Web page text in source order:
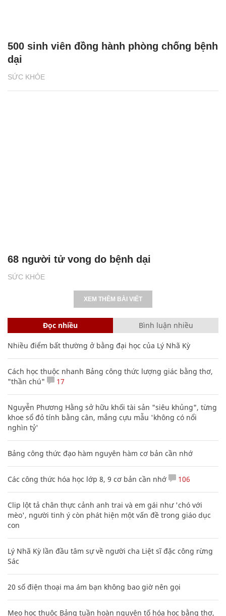
SỨC KHỎE
500 sinh viên đồng hành phòng chống bệnh
dại
SỨC KHỎE
68 người tử vong do bệnh dại
XEM THÊM BÀI VIẾT
Đọc nhiều Bình luận nhiều
Nhiều điểm bất thường ở bằng đại học của Lý Nhã Kỳ
Cách học thuộc nhanh Bảng công thức lượng giác bằng thơ,
"thần chú"
17
Nguyễn Phương Hằng sở hữu khối tài sản "siêu khủng", từng
khoe sổ đỏ tính bằng cân, mắng cựu mẫu 'không có nổi
nghìn tỷ'
Bảng công thức đạo hàm nguyên hàm cơ bản cần nhớ
Các công thức hóa học lớp 8, 9 cơ bản cần nhớ 106
Clip lột tả chân thực cảnh anh trai và em gái như 'chó với
mèo', người tinh ý còn phát hiện một vấn đề trong giáo dục
con
Lý Nhã Kỳ lần đầu tâm sự về người cha Liệt sĩ đặc công rừng
Sác
20 số điện thoại ma ám bạn không bao giờ nên gọi
Mẹo học thuộc Bảng tuần hoàn nguyên tố hóa học bằng thơ,